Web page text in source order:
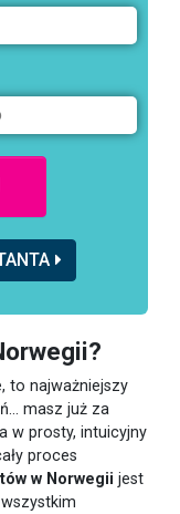
to najważniejszy
masz już za
w prosty, intuicyjny
proces
w Norwegii jest